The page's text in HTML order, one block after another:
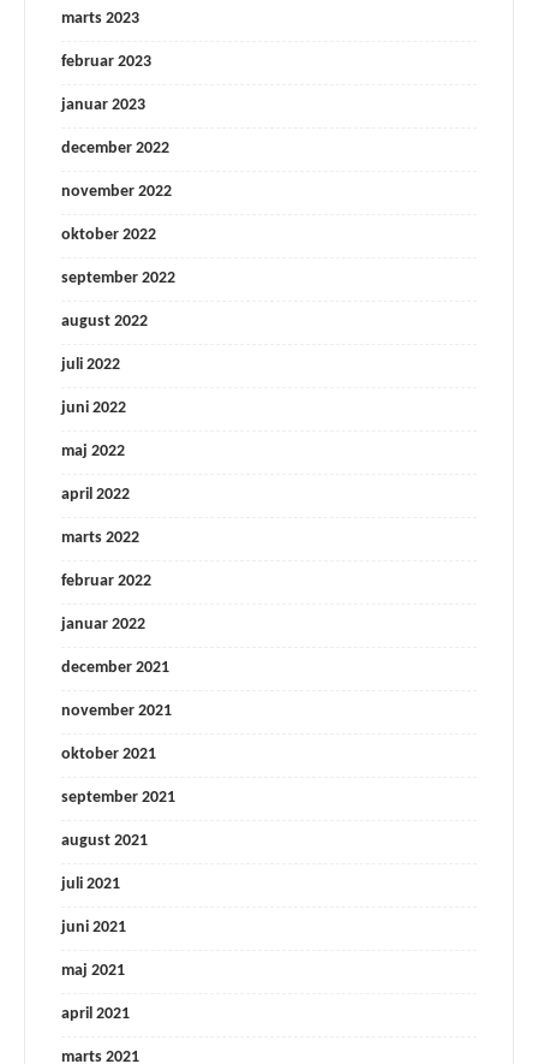
marts 2023
februar 2023
januar 2023
december 2022
november 2022
oktober 2022
september 2022
august 2022
juli 2022
juni 2022
maj 2022
april 2022
marts 2022
februar 2022
januar 2022
december 2021
november 2021
oktober 2021
september 2021
august 2021
juli 2021
juni 2021
maj 2021
april 2021
marts 2021